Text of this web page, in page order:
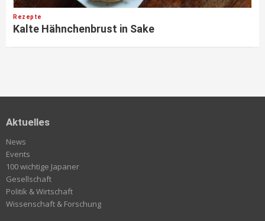
Rezepte
Kalte Hähnchenbrust in Sake
Aktuelles
News
Events
100 wichtige Japaner
Gesellschaft
Politik & Wirtschaft
Wissenschaft & Forschung